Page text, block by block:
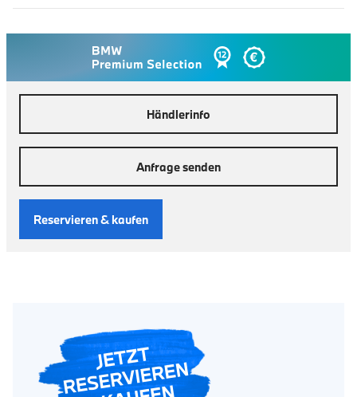
Händlerinfo
Anfrage senden
Reservieren & kaufen